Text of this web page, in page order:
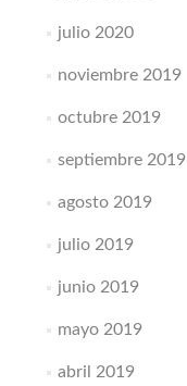
julio 2020
noviembre 2019
octubre 2019
septiembre 2019
agosto 2019
julio 2019
junio 2019
mayo 2019
abril 2019